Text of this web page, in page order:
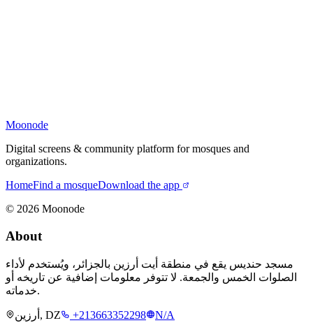
Moonode
Digital screens & community platform for mosques and
organizations.
HomeFind a mosqueDownload the app
© 2026 Moonode
About
مسجد حنديس يقع في منطقة أيت أرزين بالجزائر، ويُستخدم لأداء
الصلوات الخمس والجمعة. لا تتوفر معلومات إضافية عن تاريخه أو
خدماته.
أرزين, DZ +213663352298
N/A